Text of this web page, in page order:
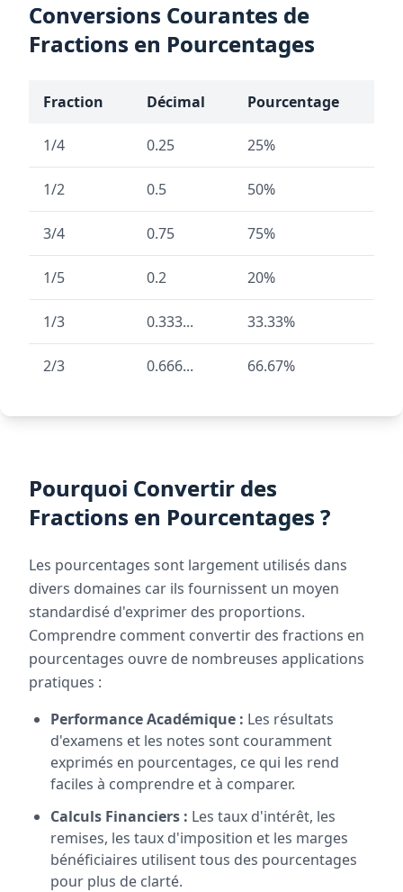
Conversions Courantes de
Fractions en Pourcentages
Fraction Décimal Pourcentage
1/4 0.25 25%
1/2 0.5 50%
3/4 0.75 75%
1/5 0.2 20%
1/3 0.333... 33.33%
2/3 0.666... 66.67%
Pourquoi Convertir des
Fractions en Pourcentages ?
Les pourcentages sont largement utilisés dans
divers domaines car ils fournissent un moyen
standardisé d'exprimer des proportions.
Comprendre comment convertir des fractions en
pourcentages ouvre de nombreuses applications
pratiques :
Performance Académique : Les résultats
d'examens et les notes sont couramment
exprimés en pourcentages, ce qui les rend
faciles à comprendre et à comparer.
Calculs Financiers : Les taux d'intérêt, les
remises, les taux d'imposition et les marges
bénéficiaires utilisent tous des pourcentages
pour plus de clarté.